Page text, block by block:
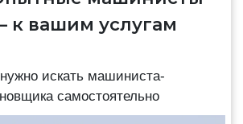
к вашим услугам
искать машиниста-
самостоятельно